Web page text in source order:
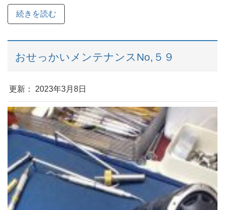
続きを読む
おせっかいメンテナンスNo,５９
更新： 2023年3月8日